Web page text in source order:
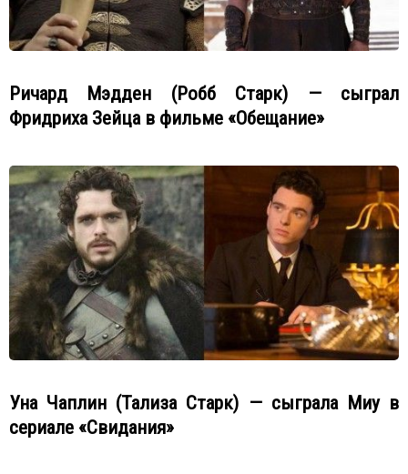
Ричард Мэдден (Робб Старк) — сыграл
Фридриха Зейца в фильме «Обещание»
Уна Чаплин (Тализа Старк) — сыграла Миу в
сериале «Свидания»